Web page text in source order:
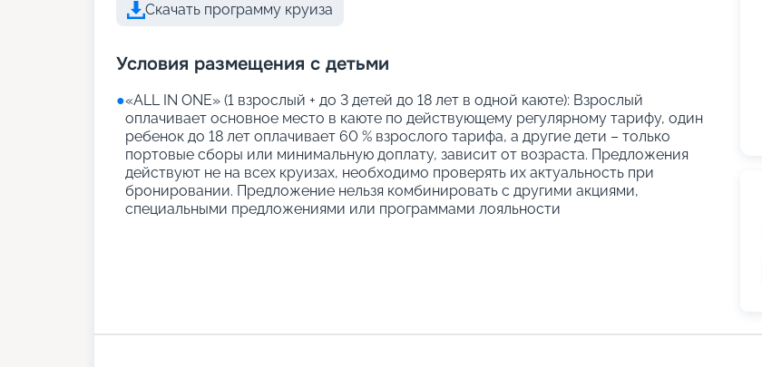
Скачать программу круиза
Условия размещения с детьми
●«АLL IN ONE» (1 взрослый + до 3 детей до 18 лет в одной каюте): Взрослый
оплачивает основное место в каюте по действующему регулярному тарифу, один
ребенок до 18 лет оплачивает 60 % взрослого тарифа, а другие дети – только
портовые сборы или минимальную доплату, зависит от возраста. Предложения
действуют не на всех круизах, необходимо проверять их актуальность при
бронировании. Предложение нельзя комбинировать с другими акциями,
специальными предложениями или программами лояльности